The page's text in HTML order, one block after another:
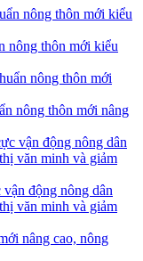
nông thôn mới kiểu
nông thôn mới nâng
động nông dân
văn minh và giảm